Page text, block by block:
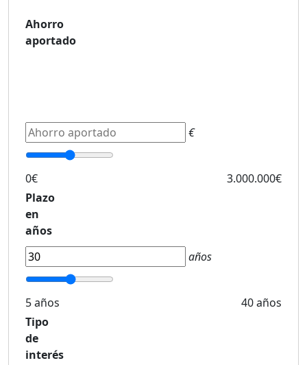
Ahorro
aportado
€
0€
3.000.000€
Plazo
en
años
años
5 años
40 años
Tipo
de
interés